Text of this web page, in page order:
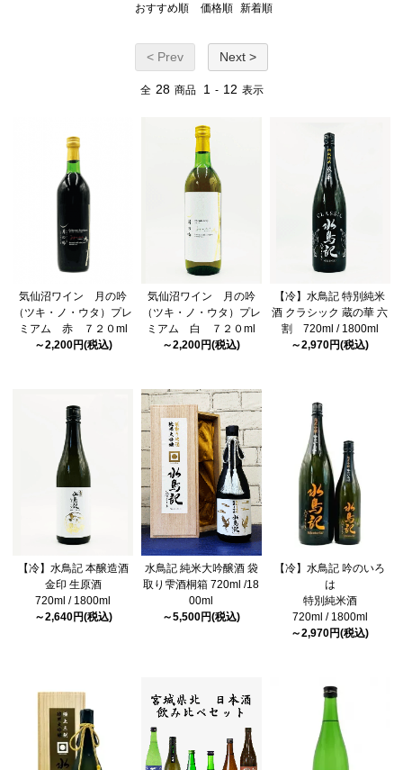
おすすめ順 価格順 新着順
< Prev Next >
全 28 商品 1 - 12 表示
気仙沼ワイン 月の吟
（ツキ・ノ・ウタ）プレ
ミアム 赤 ７２０ml
～2,200円(税込)
気仙沼ワイン 月の吟
（ツキ・ノ・ウタ）プレ
ミアム 白 ７２０ml
～2,200円(税込)
【冷】水鳥記 特別純米
酒 クラシック 蔵の華 六
割 720ml / 1800ml
～2,970円(税込)
【冷】水鳥記 本醸造酒
金印 生原酒
720ml / 1800ml
～2,640円(税込)
水鳥記 純米大吟醸酒 袋
取り雫酒桐箱 720ml /18
00ml
～5,500円(税込)
【冷】水鳥記 吟のいろ
は
特別純米酒
720ml / 1800ml
～2,970円(税込)